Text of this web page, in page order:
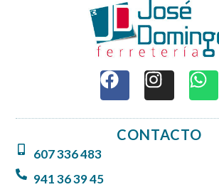
F
a
c
e
b
I
n
s
t
a
W
h
a
t
CONTACTO
607 336 483
941 36 39 45